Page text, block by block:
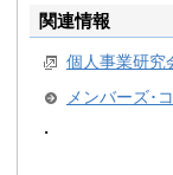
関連情報
個人事業研究
メンバーズ･
・